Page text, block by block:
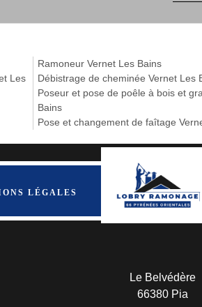
Les
Ramoneur Vernet Les Bains
Débistrage de cheminée Vernet Les
Poseur et pose de poêle à bois et
Bains
Pose et changement de faîtage
LÉGALES
Le Belvédère
66380 Pia